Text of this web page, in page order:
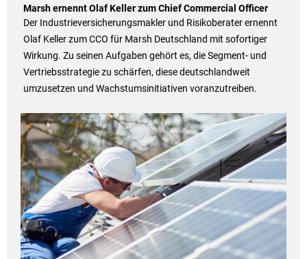
Marsh ernennt Olaf Keller zum Chief Commercial Officer
Der Industrieversicherungsmakler und Risikoberater ernennt
Olaf Keller zum CCO für Marsh Deutschland mit sofortiger
Wirkung. Zu seinen Aufgaben gehört es, die Segment- und
Vertriebsstrategie zu schärfen, diese deutschlandweit
umzusetzen und Wachstumsinitiativen voranzutreiben.